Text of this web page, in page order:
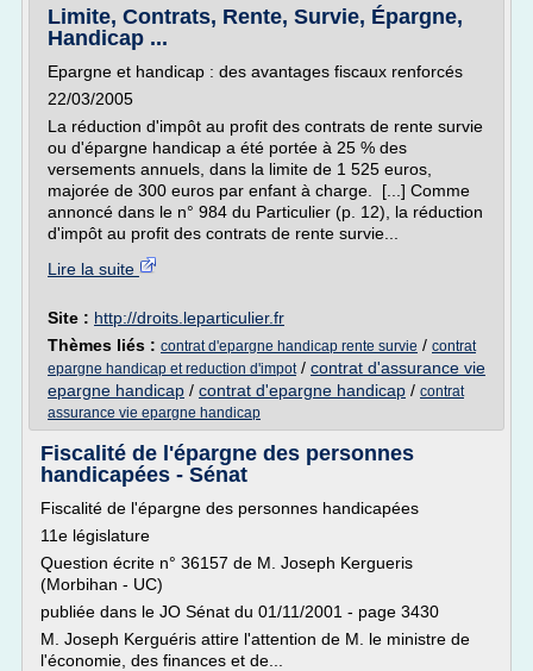
Limite, Contrats, Rente, Survie, Épargne,
Handicap ...
Epargne et handicap : des avantages fiscaux renforcés
22/03/2005
La réduction d'impôt au profit des contrats de rente survie
ou d'épargne handicap a été portée à 25 % des
versements annuels, dans la limite de 1 525 euros,
majorée de 300 euros par enfant à charge. [...] Comme
annoncé dans le n° 984 du Particulier (p. 12), la réduction
d'impôt au profit des contrats de rente survie...
Lire la suite
Site : http://droits.leparticulier.fr
Thèmes liés : contrat d'epargne handicap rente survie / contrat
epargne handicap et reduction d'impot/ contrat d'assurance vie
epargne handicap / contrat d'epargne handicap / contrat
assurance vie epargne handicap
Fiscalité de l'épargne des personnes
handicapées - Sénat
Fiscalité de l'épargne des personnes handicapées
11e législature
Question écrite n° 36157 de M. Joseph Kergueris
(Morbihan - UC)
publiée dans le JO Sénat du 01/11/2001 - page 3430
M. Joseph Kerguéris attire l'attention de M. le ministre de
l'économie, des finances et de...